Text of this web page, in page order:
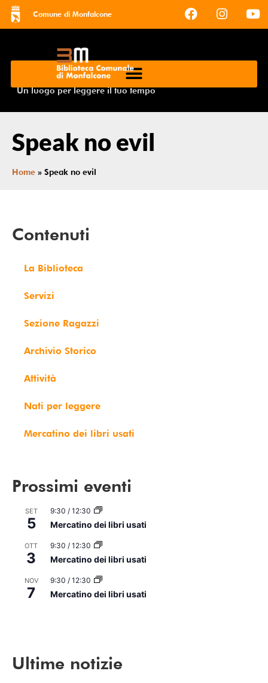
Comune di Monfalcone
Un luogo per leggere il tuo tempo
Speak no evil
Home » Speak no evil
Contenuti
La Biblioteca
Servizi
Sezione Ragazzi
Archivio Storico
Attività
Nati per leggere
Mercatino dei libri usati
Prossimi eventi
SET
5
9:30 / 12:30
Mercatino dei libri usati
OTT
3
9:30 / 12:30
Mercatino dei libri usati
NOV
7
9:30 / 12:30
Mercatino dei libri usati
Ultime notizie